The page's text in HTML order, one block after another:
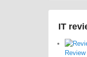
IT